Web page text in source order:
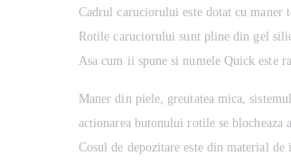
Cadrul caruciorului este dotat cu maner
Rotile caruciorului sunt pline din gel
Asa cum ii spune si numele Quick este
Maner din piele, greutatea mica,
actionarea butonului rotile se
Cosul de depozitare este din material